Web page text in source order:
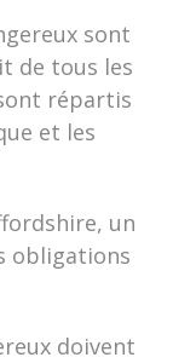
sont
de tous les
répartis
et les
un
obligations
doivent